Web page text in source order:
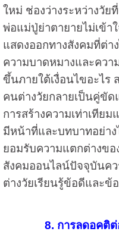
ใหม่ ช่องว่างระหว่างวั
พ่อแม่ปู่ย่าตายายไม่เข้า
แสดงออกทางสังคมที่ต่า
ความบาดหมางและควา
ขึ้นภายใต้เงื่อนไขอะไร
คนต่างวัยกลายเป็นคู่ขัด
การสร้างความเท่าเทีย
มีหน้าที่และบทบาทอย่าง
ยอมรับความแตกต่างขอ
สังคมออนไลน์ปัจจุบันค
ต่างวัยเรียนรู้ข้อดีและข้
8. การลดอคติ